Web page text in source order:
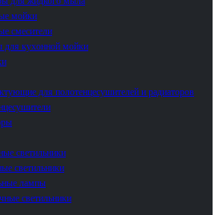
мойки
смесители
кухонной мойки
для полотенцесушителей и радиаторов
светильники
светильники
лампы
светильники